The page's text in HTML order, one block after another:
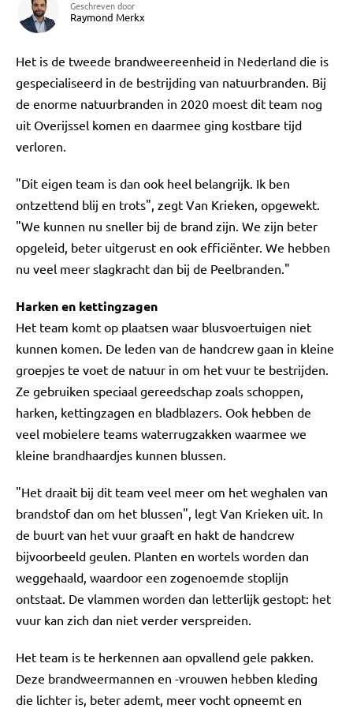
Geschreven door
Raymond Merkx
Het is de tweede brandweereenheid in Nederland die is
gespecialiseerd in de bestrijding van natuurbranden. Bij
de enorme natuurbranden in 2020 moest dit team nog
uit Overijssel komen en daarmee ging kostbare tijd
verloren.
"Dit eigen team is dan ook heel belangrijk. Ik ben
ontzettend blij en trots", zegt Van Krieken, opgewekt.
"We kunnen nu sneller bij de brand zijn. We zijn beter
opgeleid, beter uitgerust en ook efficiënter. We hebben
nu veel meer slagkracht dan bij de Peelbranden."
Harken en kettingzagen
Het team komt op plaatsen waar blusvoertuigen niet
kunnen komen. De leden van de handcrew gaan in kleine
groepjes te voet de natuur in om het vuur te bestrijden.
Ze gebruiken speciaal gereedschap zoals schoppen,
harken, kettingzagen en bladblazers. Ook hebben de
veel mobielere teams waterrugzakken waarmee we
kleine brandhaardjes kunnen blussen.
"Het draait bij dit team veel meer om het weghalen van
brandstof dan om het blussen", legt Van Krieken uit. In
de buurt van het vuur graaft en hakt de handcrew
bijvoorbeeld geulen. Planten en wortels worden dan
weggehaald, waardoor een zogenoemde stoplijn
ontstaat. De vlammen worden dan letterlijk gestopt: het
vuur kan zich dan niet verder verspreiden.
Het team is te herkennen aan opvallend gele pakken.
Deze brandweermannen en -vrouwen hebben kleding
die lichter is, beter ademt, meer vocht opneemt en